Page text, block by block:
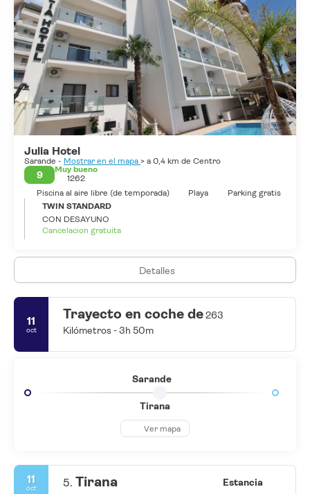
Julia Hotel
Sarande - Mostrar en el mapa > a 0,4 km de Centro
9
Muy bueno
1262
Piscina al aire libre (de temporada)
Playa
Parking gratis
TWIN STANDARD
CON DESAYUNO
Cancelacion gratuita
Detalles
11
oct
Trayecto en coche de263
Kilómetros - 3h 50m
Sarande
Tirana
Ver mapa
11
oct 5. Tirana Estancia